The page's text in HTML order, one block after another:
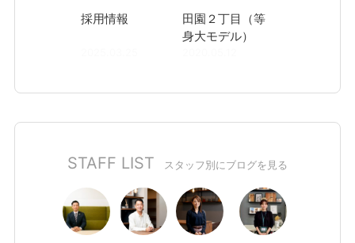
採用情報
田園２丁目（等
身大モデル）
STAFF LIST スタッフ別にブログを見る